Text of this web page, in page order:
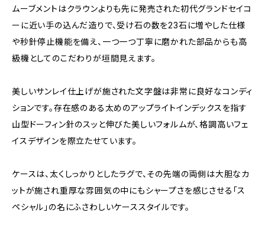
ムーブメントはクラウンよりも先に発売された初代グランドセイコ
ーに近い手の込んだ造りで、受け石の数を23石に増やした仕様
や秒針停止機能を備え、一つ一つ丁寧に磨かれた部品からも高
級機としてのこだわりが垣間見えます。
美しいサンレイ仕上げが施された文字盤は非常に良好なコンディ
ションです。存在感のある太めのアップライトインデックスを指す
山型ドーフィン針のスッと伸びた美しいフォルムが、格調高いフェ
イスデザインを際立たせています。
ケースは、太くしっかりとしたラグで、その先端の両側は大胆なカ
ットが施され重厚な雰囲気の中にもシャープさを感じさせる「ス
ペシャル」の名にふさわしいケーススタイルです。